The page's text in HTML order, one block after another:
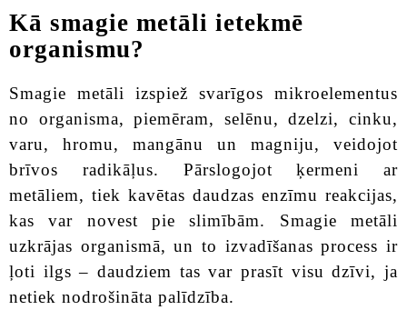
Kā smagie metāli ietekmē
organismu?
Smagie metāli izspiež svarīgos mikroelementus
no organisma, piemēram, selēnu, dzelzi, cinku,
varu, hromu, mangānu un magniju, veidojot
brīvos radikāļus. Pārslogojot ķermeni ar
metāliem, tiek kavētas daudzas enzīmu reakcijas,
kas var novest pie slimībām. Smagie metāli
uzkrājas organismā, un to izvadīšanas process ir
ļoti ilgs – daudziem tas var prasīt visu dzīvi, ja
netiek nodrošināta palīdzība.